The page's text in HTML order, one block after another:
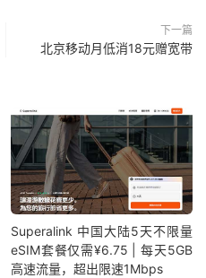
下一篇
北京移动月低消18元赠宽带
Superalink 中国大陆5天不限量
eSIM套餐仅需¥6.75 | 每天5GB
高速流量，超出限速1Mbps